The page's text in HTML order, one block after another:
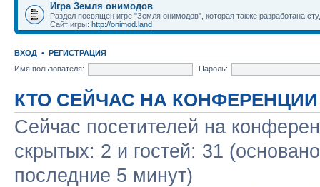
Игра Земля онимодов
Раздел посвящен игре "Земля онимодов", которая также разработана
Сайт игры: http://onimod.land
ВХОД • РЕГИСТРАЦИЯ
Имя пользователя:
Пароль:
КТО СЕЙЧАС НА КОНФЕРЕНЦИИ
Сейчас посетителей на
скрытых: 2 и гостей: 31
последние 5 минут)